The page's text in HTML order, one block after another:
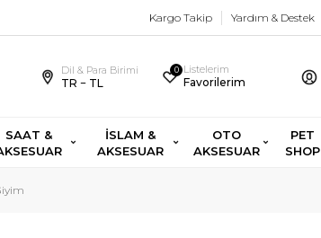
Kargo Takip Yardım & Destek
Dil & Para Birimi
TR − TL
0 Listelerim
Favorilerim
SAAT &
İSLAM &
AKSESUAR
OTO
AKSESUAR
PET
SHOP